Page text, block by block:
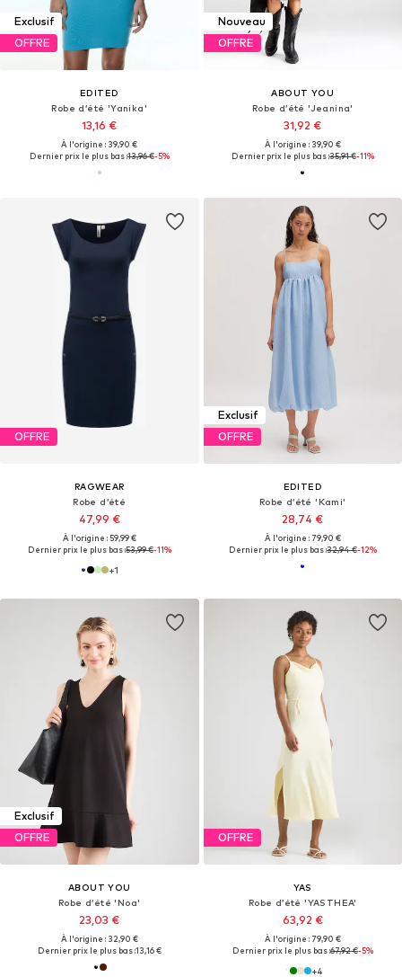
Exclusif
OFFRE
EDITED
Robe d’été 'Yanika'
13,16 €
À l'origine : 39,90 €
Dernier prix le plus bas :13,96 €-5%
Nouveau
OFFRE
ABOUT YOU
Robe d’été 'Jeanina'
31,92 €
À l'origine : 39,90 €
Dernier prix le plus bas :35,91 €-11%
OFFRE
RAGWEAR
Robe d’été
47,99 €
À l'origine : 59,99 €
Dernier prix le plus bas :53,99 €-11%
+1
Exclusif
OFFRE
EDITED
Robe d’été 'Kami'
28,74 €
À l'origine : 79,90 €
Dernier prix le plus bas :32,94 €-12%
Exclusif
OFFRE
ABOUT YOU
Robe d’été 'Noa'
23,03 €
À l'origine : 32,90 €
Dernier prix le plus bas :13,16 €
OFFRE
YAS
Robe d’été 'YASTHEA'
63,92 €
À l'origine : 79,90 €
Dernier prix le plus bas :67,92 €-5%
+4